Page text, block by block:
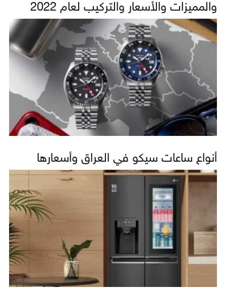
والمميزات والأسعار والتركيب لعام 2022
أنواع ساعات سيكو في العراق وأسعارها